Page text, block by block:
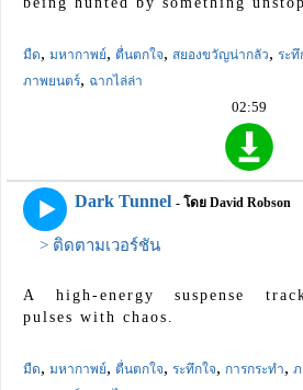
มืด, มหากาพย์, ตื่นตกใจ, สยองขวัญน่ากลัว, ระทึ
ภาพยนตร์, ฉากไล่ล่า
02:59
Dark Tunnel - โดย David Robson
> ติดตามเวอร์ชัน
A high-energy suspense
pulses with chaos.
มืด, มหากาพย์, ตื่นตกใจ, ระทึกใจ, การกระทำ,